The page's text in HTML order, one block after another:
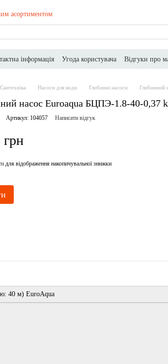
асортиментом
інформація Угода користувача Відгуки про
Сантехніка Насоси для води Глибинні насоси Глибинний
насос Euroaqua БЦПЭ-1.8-40-0,37
Артикул: 104057 Написати відгук
грн
для відображення накопичувальної знижки
40 м) EuroAqua